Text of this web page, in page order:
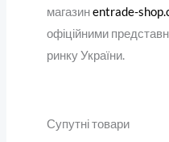
магазинentrade-
офіційними
ринку України.
Супутні товари